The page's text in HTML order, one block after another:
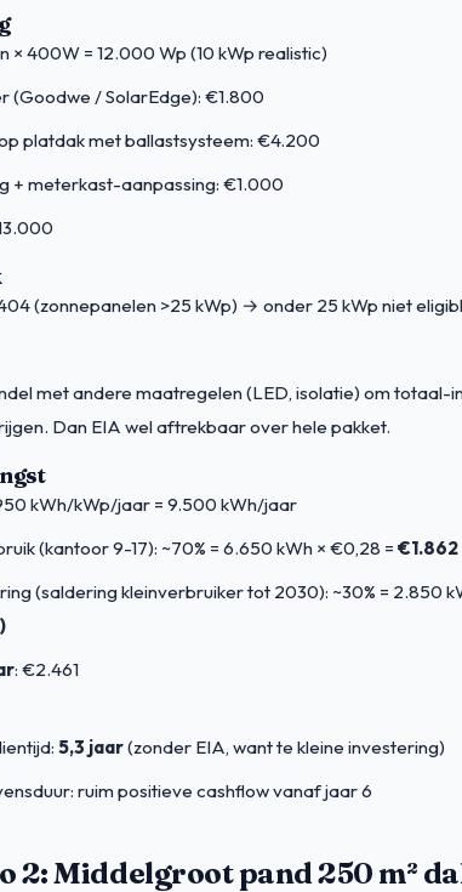
× 400W = 12.000 Wp (10 kWp realistic)
(Goodwe / SolarEdge): €1.800
platdak met ballastsysteem: €4.200
+ meterkast-aanpassing: €1.000
(zonnepanelen >25 kWp) → onder 25 kWp niet
met andere maatregelen (LED, isolatie) om totaal-
Dan EIA wel aftrekbaar over hele pakket.
kWh/kWp/jaar = 9.500 kWh/jaar
(kantoor 9-17): ~70% = 6.650 kWh × €0,28 =€1.862
(saldering kleinverbruiker tot 2030): ~30% = 2.850
: €2.461
5,3 jaar(zonder EIA, want te kleine investering)
ruim positieve cashflow vanaf jaar 6
2: Middelgroot pand 250 m²